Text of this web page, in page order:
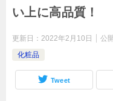
い上に高品質！
更新日： 2022年2月10日 公
化粧品
Tweet